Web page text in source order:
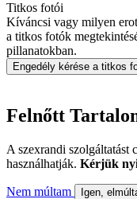
Titkos fotói
Kíváncsi vagy milyen
a titkos fotók
pillanatokban.
Engedély kérése a titkos
Felnőtt
A szexrandi szolgáltatást
használhatják. Kérjük
Nem múltam Igen,